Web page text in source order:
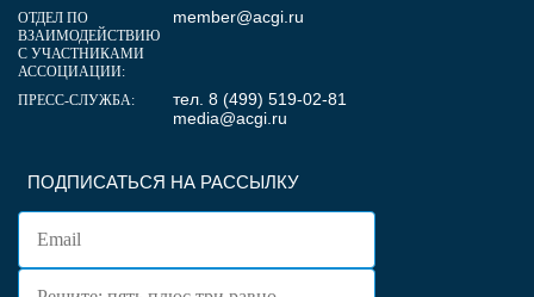
ПОДПИСАТЬСЯ НА РАССЫЛКУ
ОТДЕЛ ПО
ВЗАИМОДЕЙСТВИЮ
С УЧАСТНИКАМИ
АССОЦИАЦИИ:
member@acgi.ru
ПРЕСС-СЛУЖБА:
тел. 8 (499) 519-02-81
media@acgi.ru